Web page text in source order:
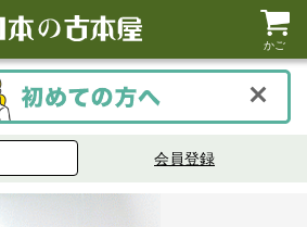
かご
会員登録